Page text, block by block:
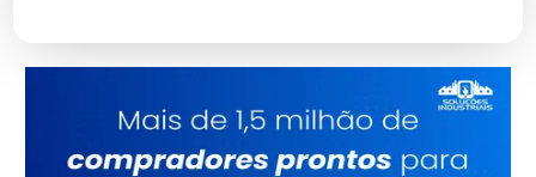
Soluções Adaptadas para
Diferentes Contextos